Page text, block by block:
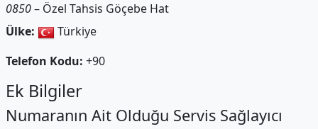
0850– Özel Tahsis Göçebe Hat
Ülke:
Türkiye
Telefon Kodu: +90
Ek Bilgiler
Numaranın Ait Olduğu Servis Sağlayıcı